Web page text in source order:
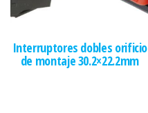
Interruptores dobles orificio
de montaje 30.2×22.2mm